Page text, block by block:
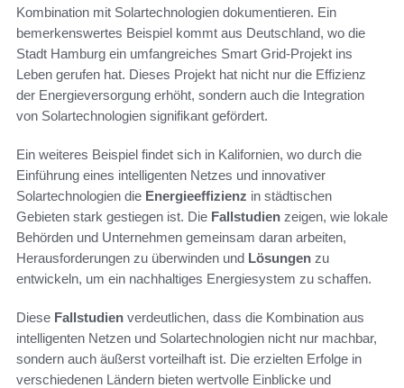
Kombination mit Solartechnologien dokumentieren. Ein
bemerkenswertes Beispiel kommt aus Deutschland, wo die
Stadt Hamburg ein umfangreiches Smart Grid-Projekt ins
Leben gerufen hat. Dieses Projekt hat nicht nur die Effizienz
der Energieversorgung erhöht, sondern auch die Integration
von Solartechnologien signifikant gefördert.
Ein weiteres Beispiel findet sich in Kalifornien, wo durch die
Einführung eines intelligenten Netzes und innovativer
Solartechnologien die Energieeffizienz in städtischen
Gebieten stark gestiegen ist. Die Fallstudien zeigen, wie lokale
Behörden und Unternehmen gemeinsam daran arbeiten,
Herausforderungen zu überwinden und Lösungen zu
entwickeln, um ein nachhaltiges Energiesystem zu schaffen.
Diese Fallstudien verdeutlichen, dass die Kombination aus
intelligenten Netzen und Solartechnologien nicht nur machbar,
sondern auch äußerst vorteilhaft ist. Die erzielten Erfolge in
verschiedenen Ländern bieten wertvolle Einblicke und